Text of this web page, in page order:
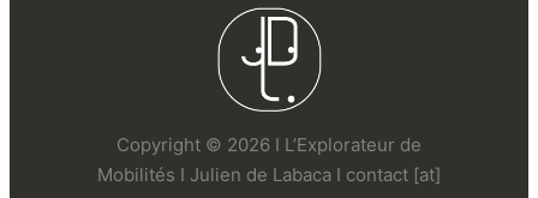
Copyright © 2026 I L’Explorateur de
Mobilités I Julien de Labaca I contact [at]